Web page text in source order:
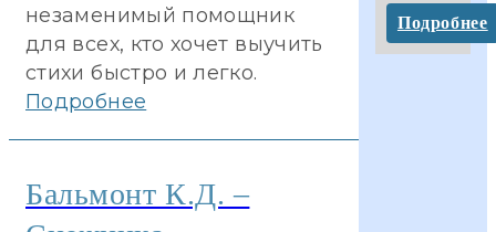
незаменимый помощник
для всех, кто хочет выучить
стихи быстро и легко.
Подробнее
Бальмонт К.Д. –
Подробнее